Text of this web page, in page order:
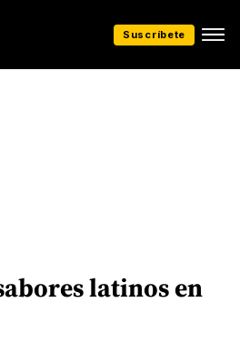
Suscríbete
latinos en